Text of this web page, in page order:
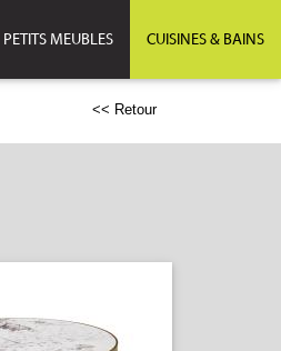
PETITS MEUBLES CUISINES & BAINS
<< Retour